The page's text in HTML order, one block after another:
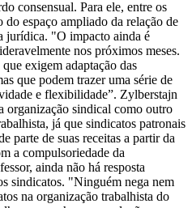
consensual. Para ele, entre os
espaço ampliado da relação de
jurídica. "O impacto ainda é
nos próximos meses.
exigem adaptação das
que podem trazer uma série de
e flexibilidade”. Zylberstajn
organização sindical como outro
já que sindicatos patronais
parte de suas receitas a partir da
a compulsoriedade da
ainda não há resposta
sindicatos. "Ninguém nega nem
na organização trabalhista do